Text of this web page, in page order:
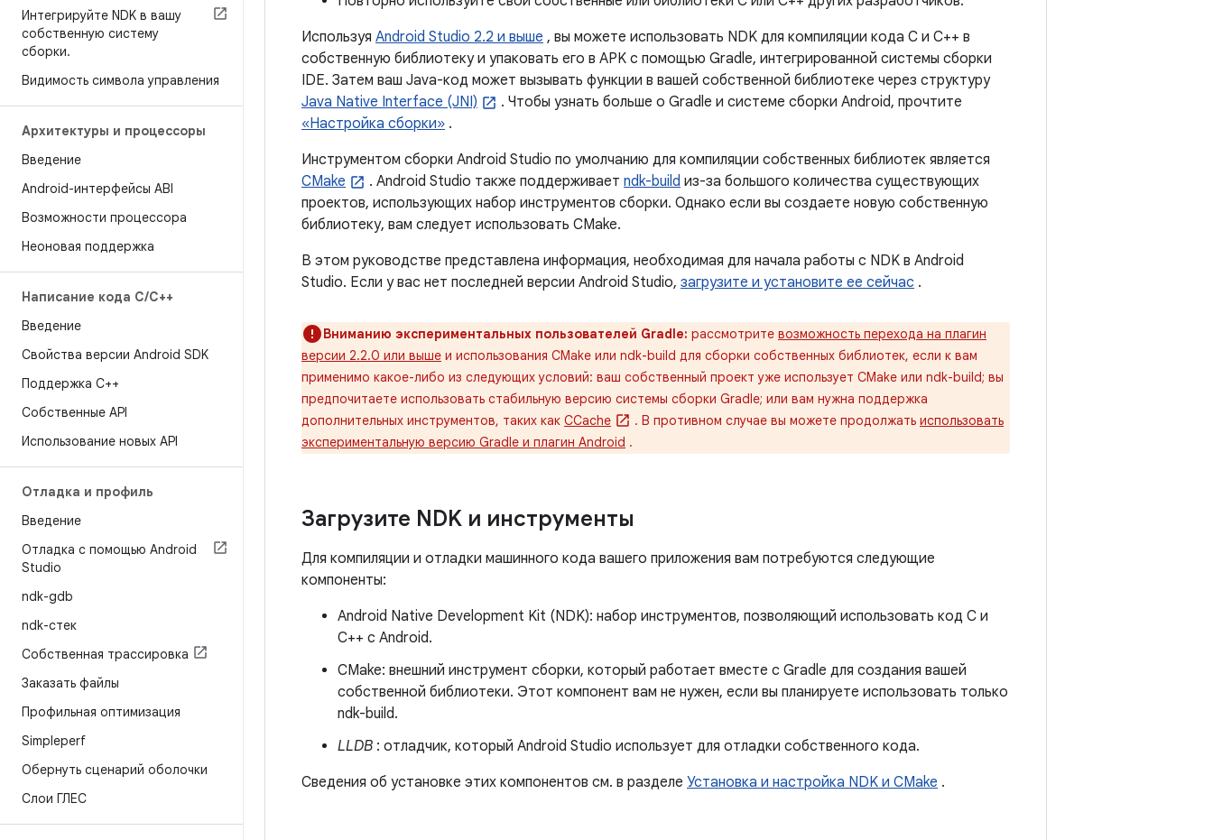
Интегрируйте NDK в вашу
собственную систему
сборки.
Видимость символа управления
Архитектуры и процессоры
Введение
Android-интерфейсы ABI
Возможности процессора
Неоновая поддержка
Написание кода C/C++
Введение
Свойства версии Android SDK
Поддержка С++
Собственные API
Использование новых API
Отладка и профиль
Введение
Отладка с помощью Android
Studio
ndk-gdb
ndk-стек
Собственная трассировка
Заказать файлы
Профильная оптимизация
Simpleperf
Обернуть сценарий оболочки
Слои ГЛЕС
Используя Android Studio 2.2 и выше , вы можете использовать NDK для компиляции кода C и C++ в
собственную библиотеку и упаковать его в APK с помощью Gradle, интегрированной системы сборки
IDE. Затем ваш Java-код может вызывать функции в вашей собственной библиотеке через структуру
Java Native Interface (JNI)
. Чтобы узнать больше о Gradle и системе сборки Android, прочтите
«Настройка сборки» .
Инструментом сборки Android Studio по умолчанию для компиляции собственных библиотек является
CMake
. Android Studio также поддерживает ndk-build из-за большого количества существующих
проектов, использующих набор инструментов сборки. Однако если вы создаете новую собственную
библиотеку, вам следует использовать CMake.
В этом руководстве представлена ​​информация, необходимая для начала работы с NDK в Android
Studio. Если у вас нет последней версии Android Studio, загрузите и установите ее сейчас .
Вниманию экспериментальных пользователей Gradle: рассмотрите возможность перехода на плагин
версии 2.2.0 или выше и использования CMake или ndk-build для сборки собственных библиотек, если к вам
применимо какое-либо из следующих условий: ваш собственный проект уже использует CMake или ndk-build; вы
предпочитаете использовать стабильную версию системы сборки Gradle; или вам нужна поддержка
дополнительных инструментов, таких как CCache . В противном случае вы можете продолжать использовать
экспериментальную версию Gradle и плагин Android .
Загрузите NDK и инструменты
Для компиляции и отладки машинного кода вашего приложения вам потребуются следующие
компоненты:
Android Native Development Kit (NDK): набор инструментов, позволяющий использовать код C и
C++ с Android.
CMake: внешний инструмент сборки, который работает вместе с Gradle для создания вашей
собственной библиотеки. Этот компонент вам не нужен, если вы планируете использовать только
ndk-build.
LLDB : отладчик, который Android Studio использует для отладки собственного кода.
Сведения об установке этих компонентов см. в разделе Установка и настройка NDK и CMake .